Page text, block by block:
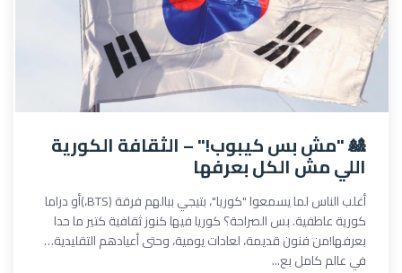
🎎 "مش بس كيبوب!" – الثقافة الكورية
اللي مش الكل بعرفها
أغلب الناس لما يسمعوا "كوريا"، بتيجي ببالهم فرقة (BTS،)أو دراما
كورية عاطفية. بس الصراحة؟ كوريا فيها كنوز ثقافية كتير ما حدا
بعرفها!من فنون قديمة، لعادات يومية، وحتى أعيادهم التقليدية…
في عالم كامل بع...